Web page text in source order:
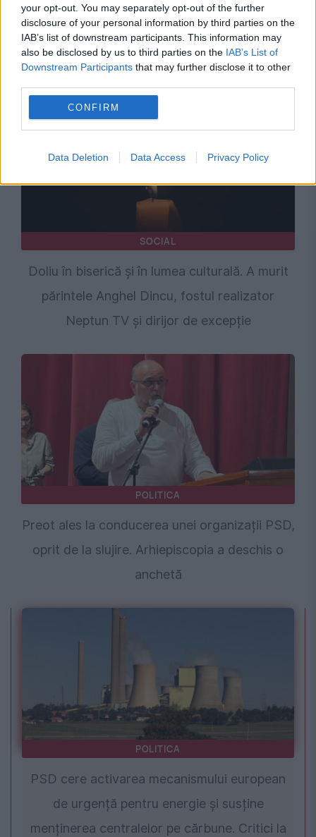
your opt-out. You may separately opt-out of the further
disclosure of your personal information by third parties on the
IAB’s list of downstream participants. This information may
also be disclosed by us to third parties on the IAB’s List of
Downstream Participants that may further disclose it to other
CONFIRM
Data Deletion Data Access Privacy Policy
Recomandările noastre
SOCIAL
Doliu în biserică și în lumea culturală. A murit
părintele Anghel Dincu, fostul realizator
Neptun TV și dirijor de excepție
POLITICA
Preot ales la conducerea unei organizații PSD,
oprit de la slujire. Arhiepiscopia a deschis o
anchetă
POLITICA
PSD cere activarea mecanismului european
de urgență pentru energie și susține
menținerea centralelor pe cărbune. Critici la